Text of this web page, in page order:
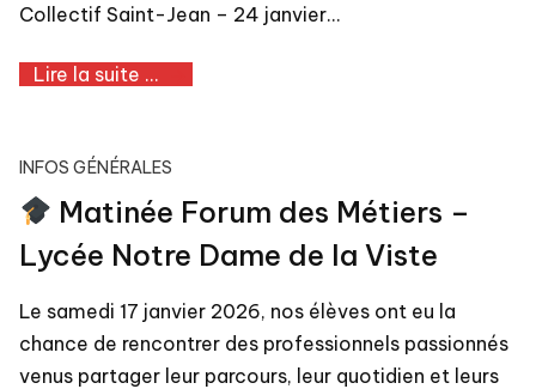
Collectif Saint-Jean – 24 janvier…
Lire la suite ...
INFOS GÉNÉRALES
Matinée Forum des Métiers –
Lycée Notre Dame de la Viste
Le samedi 17 janvier 2026, nos élèves ont eu la
chance de rencontrer des professionnels passionnés
venus partager leur parcours, leur quotidien et leurs